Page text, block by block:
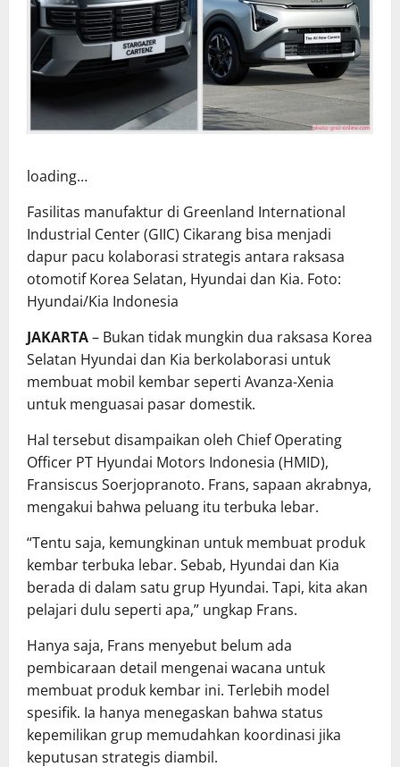
loading…
Fasilitas manufaktur di Greenland International
Industrial Center (GIIC) Cikarang bisa menjadi
dapur pacu kolaborasi strategis antara raksasa
otomotif Korea Selatan, Hyundai dan Kia. Foto:
Hyundai/Kia Indonesia
JAKARTA– Bukan tidak mungkin dua raksasa Korea
Selatan Hyundai dan Kia berkolaborasi untuk
membuat mobil kembar seperti Avanza-Xenia
untuk menguasai pasar domestik.
Hal tersebut disampaikan oleh Chief Operating
Officer PT Hyundai Motors Indonesia (HMID),
Fransiscus Soerjopranoto. Frans, sapaan akrabnya,
mengakui bahwa peluang itu terbuka lebar.
“Tentu saja, kemungkinan untuk membuat produk
kembar terbuka lebar. Sebab, Hyundai dan Kia
berada di dalam satu grup Hyundai. Tapi, kita akan
pelajari dulu seperti apa,” ungkap Frans.
Hanya saja, Frans menyebut belum ada
pembicaraan detail mengenai wacana untuk
membuat produk kembar ini. Terlebih model
spesifik. Ia hanya menegaskan bahwa status
kepemilikan grup memudahkan koordinasi jika
keputusan strategis diambil.